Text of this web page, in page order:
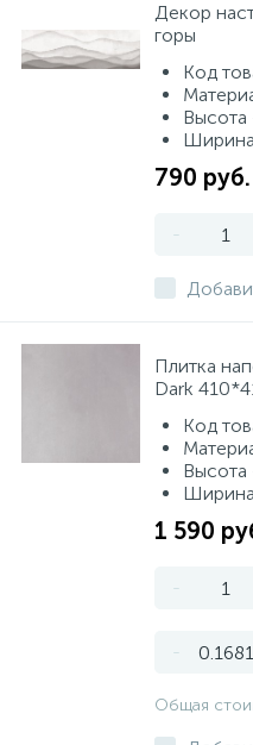
Декор
горы
Код
790 руб.
-
Плитка
Dark
Код
1 590
-
-
Общая